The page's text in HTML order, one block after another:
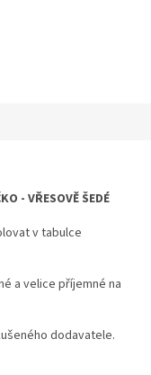
- VŘESOVĚ ŠEDÉ
v tabulce
a velice příjemné na
dodavatele.